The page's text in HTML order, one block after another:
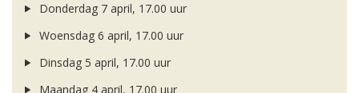
Donderdag 7 april, 17.00 uur
Woensdag 6 april, 17.00 uur
Dinsdag 5 april, 17.00 uur
Maandag 4 april, 17.00 uur